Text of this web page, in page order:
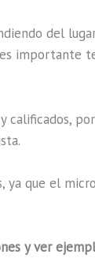
del
importante
ya que el
y ver